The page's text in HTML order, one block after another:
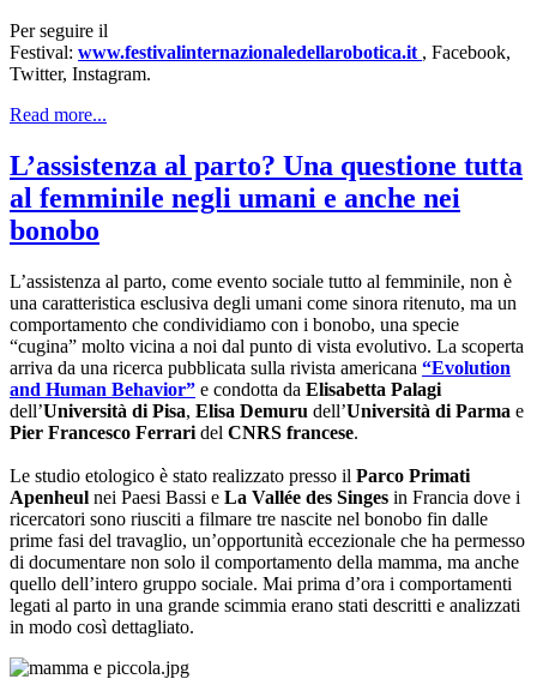
Per seguire il
Festival: www.festivalinternazionaledellarobotica.it , Facebook,
Twitter, Instagram.
Read more...
L’assistenza al parto? Una questione tutta
al femminile negli umani e anche nei
bonobo
L’assistenza al parto, come evento sociale tutto al femminile, non è
una caratteristica esclusiva degli umani come sinora ritenuto, ma un
comportamento che condividiamo con i bonobo, una specie
“cugina” molto vicina a noi dal punto di vista evolutivo. La scoperta
arriva da una ricerca pubblicata sulla rivista americana “Evolution
and Human Behavior” e condotta da Elisabetta Palagi
dell’Università di Pisa, Elisa Demuru dell’Università di Parma e
Pier Francesco Ferrari del CNRS francese.
Le studio etologico è stato realizzato presso il Parco Primati
Apenheul nei Paesi Bassi e La Vallée des Singes in Francia dove i
ricercatori sono riusciti a filmare tre nascite nel bonobo fin dalle
prime fasi del travaglio, un’opportunità eccezionale che ha permesso
di documentare non solo il comportamento della mamma, ma anche
quello dell’intero gruppo sociale. Mai prima d’ora i comportamenti
legati al parto in una grande scimmia erano stati descritti e analizzati
in modo così dettagliato.